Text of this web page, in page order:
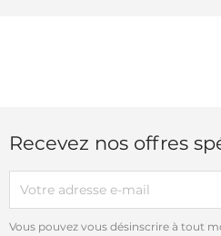
Recevez nos offres
Vous pouvez vous désinscrire à tout